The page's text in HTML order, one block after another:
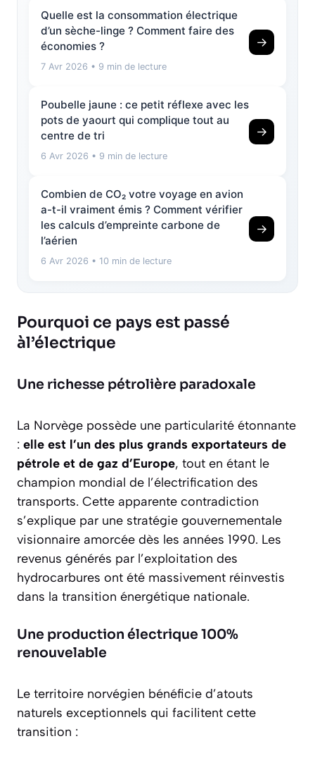
Quelle est la consommation électrique
d’un sèche-linge ? Comment faire des
économies ?
7 Avr 2026 • 9 min de lecture
→
Poubelle jaune : ce petit réflexe avec les
pots de yaourt qui complique tout au
centre de tri
6 Avr 2026 • 9 min de lecture
→
Combien de CO₂ votre voyage en avion
a-t-il vraiment émis ? Comment vérifier
les calculs d’empreinte carbone de
l’aérien
6 Avr 2026 • 10 min de lecture
→
Pourquoi ce pays est passé
àl’électrique
Une richesse pétrolière paradoxale
La Norvège possède une particularité étonnante
: elle est l’un des plus grands exportateurs de
pétrole et de gaz d’Europe, tout en étant le
champion mondial de l’électrification des
transports. Cette apparente contradiction
s’explique par une stratégie gouvernementale
visionnaire amorcée dès les années 1990. Les
revenus générés par l’exploitation des
hydrocarbures ont été massivement réinvestis
dans la transition énergétique nationale.
Une production électrique 100%
renouvelable
Le territoire norvégien bénéficie d’atouts
naturels exceptionnels qui facilitent cette
transition :